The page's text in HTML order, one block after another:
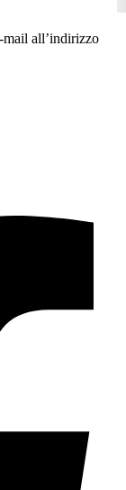
mail all’indirizzo